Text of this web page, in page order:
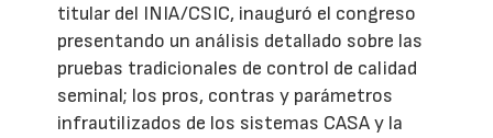
titular del INIA/CSIC, inauguró el congreso
presentando un análisis detallado sobre las
pruebas tradicionales de control de calidad
seminal; los pros, contras y parámetros
infrautilizados de los sistemas CASA y la